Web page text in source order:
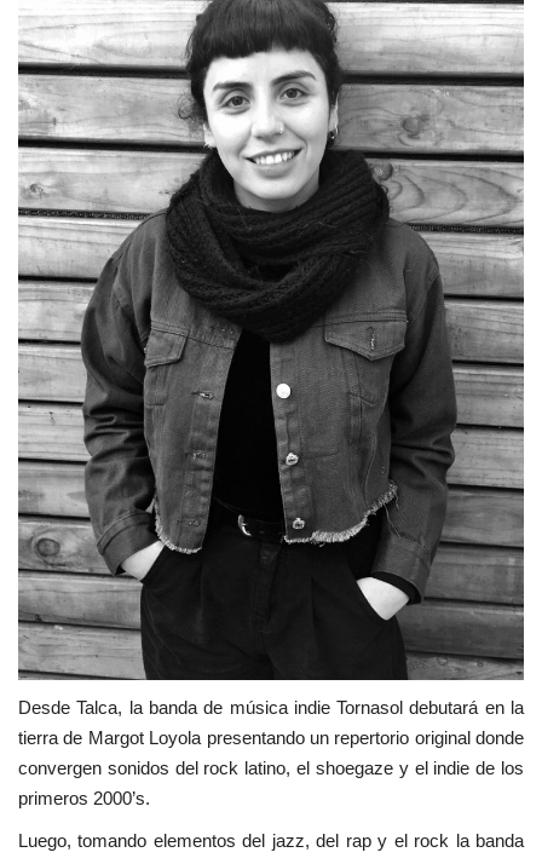
Desde Talca, la banda de música indie Tornasol debutará en la
tierra de Margot Loyola presentando un repertorio original donde
convergen sonidos del rock latino, el shoegaze y el indie de los
primeros 2000’s.
Luego, tomando elementos del jazz, del rap y el rock la banda